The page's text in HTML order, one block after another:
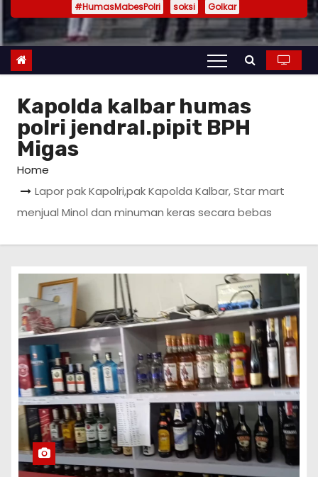
#HumasMabesPolri
soksi Golkar
Kapolda kalbar humas
polri jendral.pipit BPH
Migas
Home
Lapor pak Kapolri,pak Kapolda Kalbar, Star mart
menjual Minol dan minuman keras secara bebas